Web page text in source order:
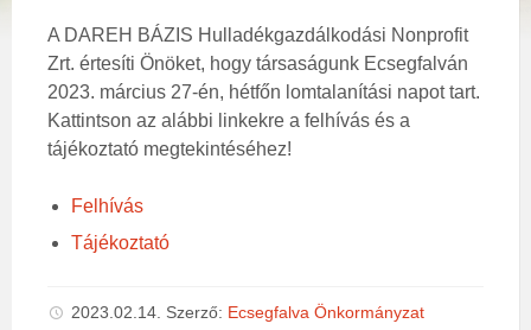
A DAREH BÁZIS Hulladékgazdálkodási Nonprofit
Zrt. értesíti Önöket, hogy társaságunk Ecsegfalván
2023. március 27-én, hétfőn lomtalanítási napot tart.
Kattintson az alábbi linkekre a felhívás és a
tájékoztató megtekintéséhez!
Felhívás
Tájékoztató
2023.02.14. Szerző: Ecsegfalva Önkormányzat